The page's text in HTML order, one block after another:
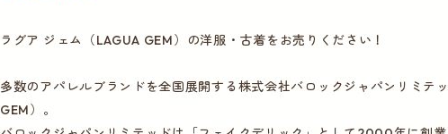
ラグア ジェム（LAGUA GEM）の洋服・古着をお売りください！
多数のアパレルブランドを全国展開する株式会社バロックジャパンリミテ
GEM）。